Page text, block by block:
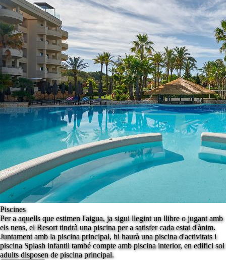
Piscines
Per a aquells que estimen l'aigua, ja sigui llegint un llibre o jugant amb
els nens, el Resort tindrà una piscina per a satisfer cada estat d'ànim.
Juntament amb la piscina principal, hi haurà una piscina d'activitats i
piscina Splash infantil també compte amb piscina interior, en edifici sol
adults disposen de piscina principal.